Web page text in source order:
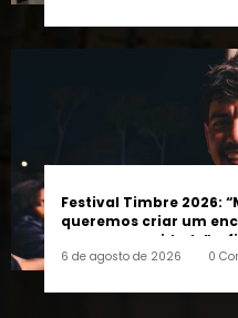
Festival Timbre 2026:
queremos criar um
pessoas e a cidade”,
6 de agosto de 2026 0